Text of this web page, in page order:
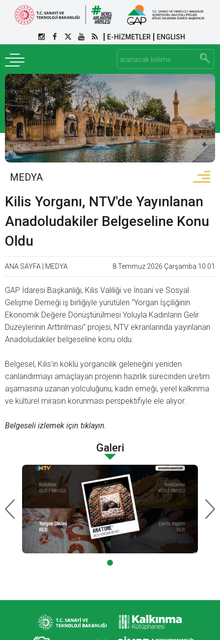
E-HİZMETLER ENGLISH
MEDYA
Kilis Yorganı, NTV'de Yayınlanan
Anadoludakiler Belgeseline Konu
Oldu
ANA SAYFA MEDYA 8 Temmuz 2026 Çarşamba 10:01
GAP İdaresi Başkanlığı, Kilis Valiliği ve İnsani ve Sosyal
Gelişme Derneği iş birliğiyle yürütülen "Yorgan İşçiliğinin
Ekonomik Değere Dönüştürülmesi Yoluyla Kadınların Gelir
Düzeylerinin Arttırılması" projesi, NTV ekranlarında yayınlanan
Anadoludakiler belgeseline konu oldu.
Belgesel, Kilis'in köklü yorgancılık geleneğini yeniden
canlandırmayı amaçlayan projenin hazırlık sürecinden üretim
aşamasına uzanan yolculuğunu; kadın emeği, yerel kalkınma
ve kültürel mirasın korunması perspektifiyle ele alıyor.
Belgeseli izlemek için tıklayın.
Galeri